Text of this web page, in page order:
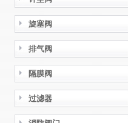
旋塞阀
排气阀
隔膜阀
过滤器